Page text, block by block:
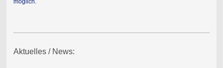
Aktuelles / News: